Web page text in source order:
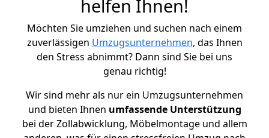
helfen Ihnen!
Möchten Sie umziehen und suchen nach einem
zuverlässigen Umzugsunternehmen, das Ihnen
den Stress abnimmt? Dann sind Sie bei uns
genau richtig!
Wir sind mehr als nur ein Umzugsunternehmen
und bieten Ihnen umfassende Unterstützung
bei der Zollabwicklung, Möbelmontage und allem